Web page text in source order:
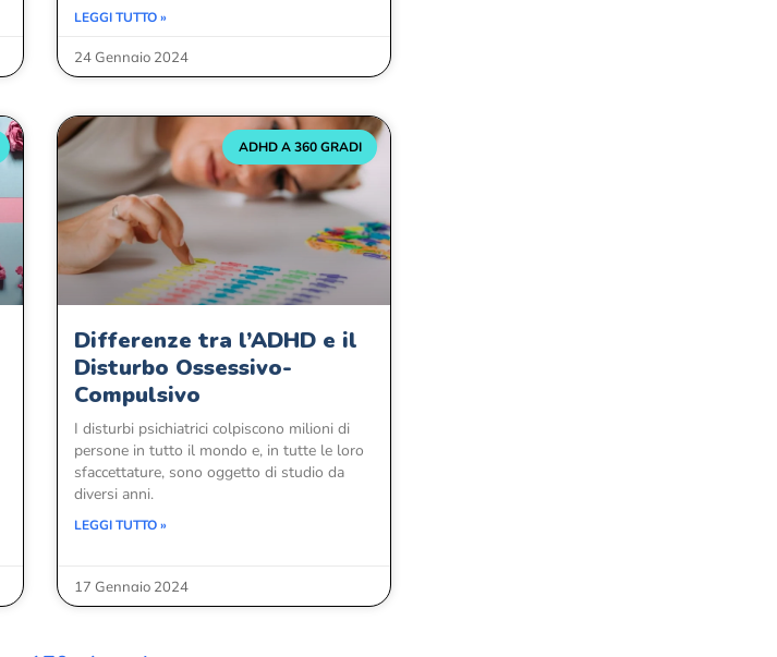
LEGGI TUTTO »
24 Gennaio 2024
ADHD A 360 GRADI
Differenze tra l’ADHD e il
Disturbo Ossessivo-
Compulsivo
I disturbi psichiatrici colpiscono milioni di
persone in tutto il mondo e, in tutte le loro
sfaccettature, sono oggetto di studio da
diversi anni.
LEGGI TUTTO »
17 Gennaio 2024